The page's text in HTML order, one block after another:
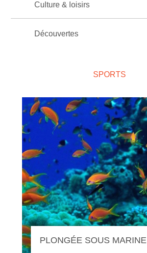
Culture & loisirs
Découvertes
SPORTS
PLONGÉE SOUS MARINE